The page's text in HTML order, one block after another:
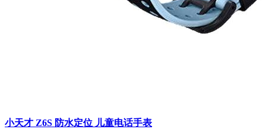
小天才 Z6S 防水定位 儿童电话手表